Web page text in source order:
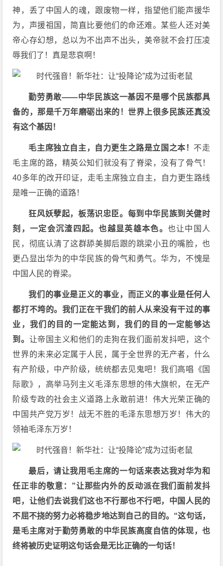
神，丢了中国人的魂，跟废物一样，指望他们能声援华
为，声援祖国，简直比要他们的命还难。某些人还对美
帝心存幻想，总以为不出声不出头，美帝就不会打压凌
辱我们了！真是悲哀啊！
勤劳勇敢——中华民族这一基因不是哪个民族都具
备的，那是千万年磨砺出来的！世界上很多民族还真没
有这个基因！
毛主席独立自主，自力更生之路是立国之本！ 不走
毛主席的路，精英公知们就没有了脊梁，没有了骨气！
40多年的改开印证，走毛主席独立自主，自力更生路线
是唯一正确的道路！
狂风妖孽起，板荡识忠臣。每到中华民族到关健时
刻，一定会沉渣四起。也越显英雄本色。 也让中国人
民，彻底认清了这群舔美脚后跟的跳梁小丑的嘴脸，也
更凸显出华为的中华民族的骨气和勇气。华为，不愧是
中国人民的脊梁。
我们的事业是正义的事业，而正义的事业是任何人
都打不垮的。我们正在干我们的前人从来没有干过的事
业，我们的目的一定能达到，我们的目的一定能够达
到。 让帝国主义和他们的走狗在我们面前发抖吧，这个
世界的未来必定属于人民，属于全世界的无产者，什么
有产阶级，中产阶级，统统都去见鬼吧！我们高唱《国
际歌》，高举马列主义毛泽东思想的伟大旗帜，在无产
阶级专政的社会主义道路上永敢前进！伟大光荣正确的
中国共产党万岁！战无不胜的毛泽东思想万岁！伟大的
领袖毛泽东万岁！
最后，请让我用毛主席的一句话来表达我对华为和
任正非的敬意：”让那些内外的反动派在我们面前发抖
吧，让他们去说我们这也不行那也不行吧，中国人民的
不屈不挠的努力必将稳步地达到自己的目的。“这句话，
是毛主席对于勤劳勇敢的中华民族高度自信的体现，也
终将被历史证明这句话会是无比正确的一句话！